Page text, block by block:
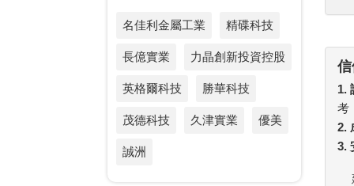
名佳利金屬工業 精碟科技
長億實業 力晶創新投資控股
英格爾科技 勝華科技
茂德科技 久津實業 優美
誠洲
1.
考
2.
3.